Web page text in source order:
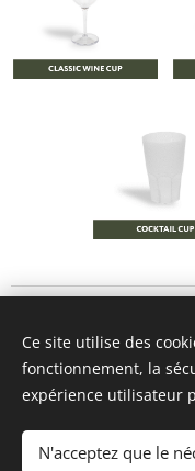
© 2026Let's
8560 Wevelgem -
Algemene
Ce site utilise des
fonctionnement, la
expérience utilisateur
N'acceptez que le